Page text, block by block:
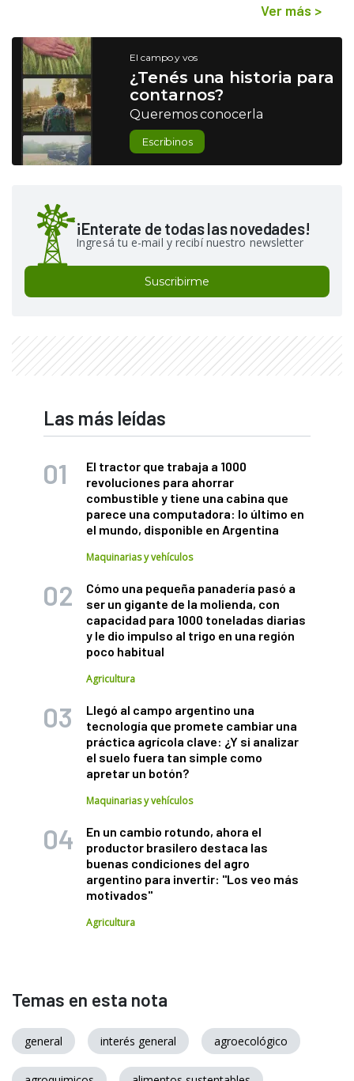
Ver más >
El campo y vos
¿Tenés una historia para
contarnos?
Queremos conocerla
Escribinos
¡Enterate de todas las novedades!
Ingresá tu e-mail y recibí nuestro newsletter
Suscribirme
Las más leídas
El tractor que trabaja a 1000
revoluciones para ahorrar
combustible y tiene una cabina que
parece una computadora: lo último en
el mundo, disponible en Argentina
Maquinarias y vehículos
Cómo una pequeña panadería pasó a
ser un gigante de la molienda, con
capacidad para 1000 toneladas diarias
y le dio impulso al trigo en una región
poco habitual
Agricultura
Llegó al campo argentino una
tecnología que promete cambiar una
práctica agrícola clave: ¿Y si analizar
el suelo fuera tan simple como
apretar un botón?
Maquinarias y vehículos
En un cambio rotundo, ahora el
productor brasilero destaca las
buenas condiciones del agro
argentino para invertir: "Los veo más
motivados"
Agricultura
Temas en esta nota
general interés general agroecológico